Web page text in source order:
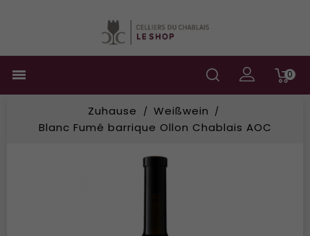
 0
Zuhause
Weißwein
Blanc Fumé barrique Ollon Chablais AOC